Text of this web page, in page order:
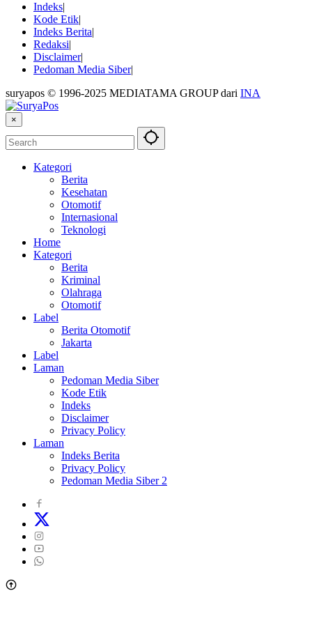
Indeks
Kode Etik
Indeks Berita
Redaksi
Disclaimer
Pedoman Media Siber
suryapos © 1996-2025 MEDIATAMA GROUP dari INA
×
Kategori
Berita
Kesehatan
Otomotif
Internasional
Teknologi
Home
Kategori
Berita
Kriminal
Olahraga
Otomotif
Label
Berita Otomotif
Jakarta
Label
Laman
Pedoman Media Siber
Kode Etik
Indeks
Disclaimer
Privacy Policy
Laman
Indeks Berita
Privacy Policy
Pedoman Media Siber 2